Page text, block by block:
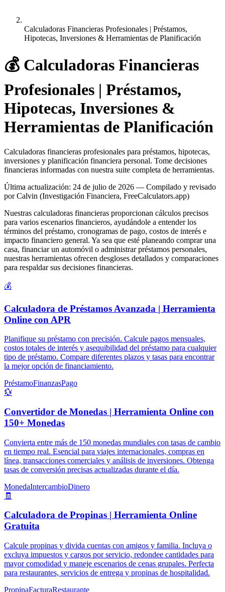
Calculadoras Financieras Profesionales | Préstamos,
Hipotecas, Inversiones & Herramientas de Planificación
💰 Calculadoras Financieras
Profesionales | Préstamos,
Hipotecas, Inversiones &
Herramientas de Planificación
Calculadoras financieras profesionales para préstamos, hipotecas,
inversiones y planificación financiera personal. Tome decisiones
financieras informadas con nuestra suite completa de herramientas.
Última actualización: 24 de julio de 2026 — Compilado y revisado
por Calvin (Investigación Financiera, FreeCalculators.app)
Nuestras calculadoras financieras proporcionan cálculos precisos
para varios escenarios financieros, ayudándole a entender los
términos del préstamo, cronogramas de pago, costos de interés e
impacto financiero general. Ya sea que esté planeando comprar una
casa, financiar un automóvil o administrar préstamos personales,
nuestras herramientas ofrecen desgloses detallados y comparaciones
para respaldar sus decisiones financieras.
💰
Calculadora de Préstamos Avanzada | Herramienta
Online con APR
Planifique su préstamo con precisión. Calcule pagos mensuales,
costos totales de interés y asequibilidad del préstamo para cualquier
tipo de préstamo. Compare diferentes plazos y tasas para encontrar
la mejor opción de financiamiento.
PréstamoFinanzasPago
💱
Convertidor de Monedas | Herramienta Online con
150+ Monedas
Convierta entre más de 150 monedas mundiales con tasas de cambio
en tiempo real. Esencial para viajes internacionales, compras en
línea, transacciones comerciales y análisis de inversiones. Obtenga
tasas de conversión precisas actualizadas durante el día.
MonedaIntercambioDinero
🧾
Calculadora de Propinas | Herramienta Online
Gratuita
Calcule propinas y divida cuentas con amigos y familia. Incluya o
excluya impuestos y cargos por servicio, redondee cantidades para
mayor comodidad y maneje escenarios de cenas grupales. Perfecta
para restaurantes, servicios de entrega y propinas de hospitalidad.
PropinaFacturaRestaurante